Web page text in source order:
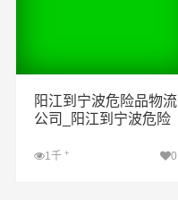
阳江到宁波危险品物流
公司_阳江到宁波危险
波危险品专线
1千 + 0